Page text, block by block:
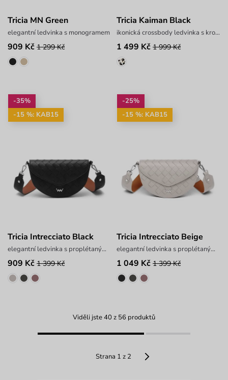
Tricia MN Green
elegantní ledvinka s monogramem
909 Kč 1 299 Kč
Tricia Kaiman Black
ikonická crossbody ledvinka s krokodýlím reliéfem
1 499 Kč 1 999 Kč
-35%
-15 %: KAB15
Tricia Intrecciato Black
elegantní ledvinka s proplétaným vzorem
909 Kč 1 399 Kč
-25%
-15 %: KAB15
Tricia Intrecciato Beige
elegantní ledvinka s proplétaným vzorem
1 049 Kč 1 399 Kč
Viděli jste 40 z 56 produktů
Strana 1 z 2